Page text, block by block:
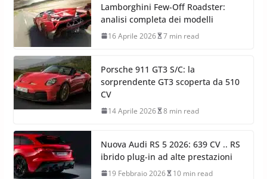
Lamborghini Few-Off Roadster:
analisi completa dei modelli
16 Aprile 2026 7 min read
Porsche 911 GT3 S/C: la
sorprendente GT3 scoperta da 510
CV
14 Aprile 2026 8 min read
Nuova Audi RS 5 2026: 639 CV .. RS
ibrido plug-in ad alte prestazioni
19 Febbraio 2026 10 min read